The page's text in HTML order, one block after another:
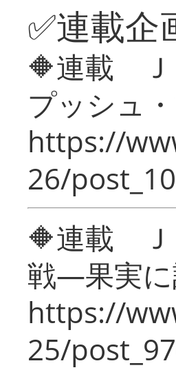
✅連載企
🔶連載 Ｊ
プッシュ
https://
26/
🔶連載 Ｊ
戦―果実
https://
25/